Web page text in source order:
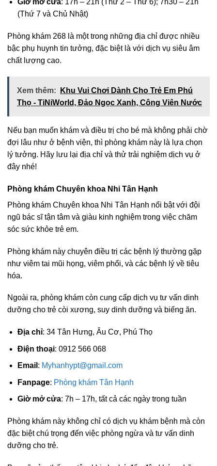
Giờ mở cửa: 17h – 21h (Thứ 2 – Thứ 6); 7h30 – 21h
(Thứ 7 và Chủ Nhật)
Phòng khám 268 là một trong những địa chỉ được nhiều
bậc phụ huynh tin tưởng, đặc biệt là với dịch vụ siêu âm
chất lượng cao.
Xem thêm:
Khu Vui Chơi Dành Cho Trẻ Em Phú
Thọ - TiNiWorld, Đảo Ngọc Xanh, Công Viên Nước
Nếu bạn muốn khám và điều trị cho bé mà không phải chờ
đợi lâu như ở bệnh viện, thì phòng khám này là lựa chọn
lý tưởng. Hãy lưu lại địa chỉ và thử trải nghiệm dịch vụ ở
đây nhé!
Phòng khám Chuyên khoa Nhi Tân Hạnh
Phòng khám Chuyên khoa Nhi Tân Hạnh nổi bật với đội
ngũ bác sĩ tận tâm và giàu kinh nghiệm trong việc chăm
sóc sức khỏe trẻ em.
Phòng khám này chuyên điều trị các bệnh lý thường gặp
như viêm tai mũi họng, viêm phổi, và các bệnh lý về tiêu
hóa.
Ngoài ra, phòng khám còn cung cấp dịch vụ tư vấn dinh
dưỡng cho trẻ còi xương, suy dinh dưỡng và biếng ăn.
Địa chỉ: 34 Tân Hưng, Âu Cơ, Phú Thọ
Điện thoại: 0912 566 068
Email : Myhanhypt@gmail.com
Fanpage: Phòng khám Tân Hạnh
Giờ mở cửa: 7h – 17h, tất cả các ngày trong tuần
Phòng khám này không chỉ có dịch vụ khám bệnh mà còn
đặc biệt chú trọng đến việc phòng ngừa và tư vấn dinh
dưỡng cho trẻ.